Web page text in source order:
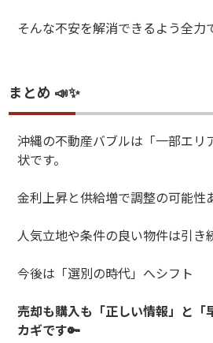
そんな不安を解消できるよう全力
まとめ 📣✨
沖縄の不動産バブルは「一部エリ
状です。
金利上昇と供給増で調整の可能性
人気立地や条件の良い物件は引き
今後は「選別の時代」へシフト
売却も購入も「正しい情報」と「
カギです🔑